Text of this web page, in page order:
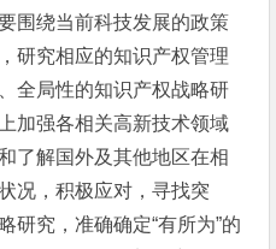
绕当前科技发展的政策
研究相应的知识产权管理
全局性的知识产权战略研
加强各相关高新技术领域
了解国外及其他地区在相
况，积极应对，寻找突
研究，准确确定“有所为”的